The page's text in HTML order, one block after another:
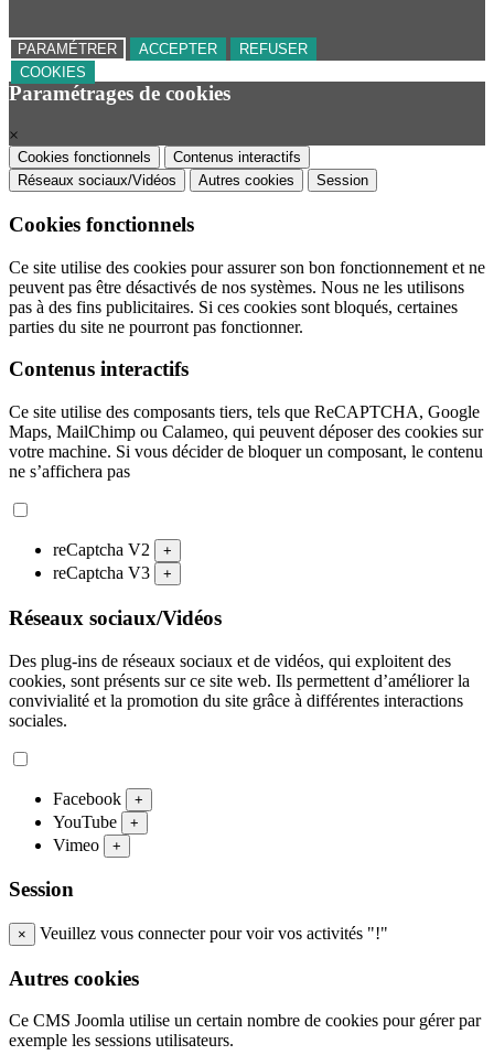
PARAMÉTRER ACCEPTER
REFUSER
COOKIES
Paramétrages de cookies
×
Cookies fonctionnels
Contenus interactifs
Réseaux sociaux/Vidéos
Autres cookies Session
Cookies fonctionnels
Ce site utilise des cookies pour assurer son bon fonctionnement et ne
peuvent pas être désactivés de nos systèmes. Nous ne les utilisons
pas à des fins publicitaires. Si ces cookies sont bloqués, certaines
parties du site ne pourront pas fonctionner.
Contenus interactifs
Ce site utilise des composants tiers, tels que ReCAPTCHA, Google
Maps, MailChimp ou Calameo, qui peuvent déposer des cookies sur
votre machine. Si vous décider de bloquer un composant, le contenu
ne s’affichera pas
reCaptcha V2 +
reCaptcha V3 +
Réseaux sociaux/Vidéos
Des plug-ins de réseaux sociaux et de vidéos, qui exploitent des
cookies, sont présents sur ce site web. Ils permettent d’améliorer la
convivialité et la promotion du site grâce à différentes interactions
sociales.
Facebook +
YouTube +
Vimeo +
Session
× Veuillez vous connecter pour voir vos activités "!"
Autres cookies
Ce CMS Joomla utilise un certain nombre de cookies pour gérer par
exemple les sessions utilisateurs.